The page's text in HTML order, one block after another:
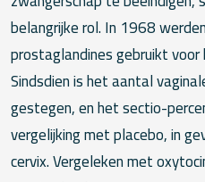
belangrijke rol. In 1968
prostaglandines gebruikt voor
Sindsdien is het aantal
gestegen, en het sectio-
vergelijking met placebo, in
cervix. Vergeleken met